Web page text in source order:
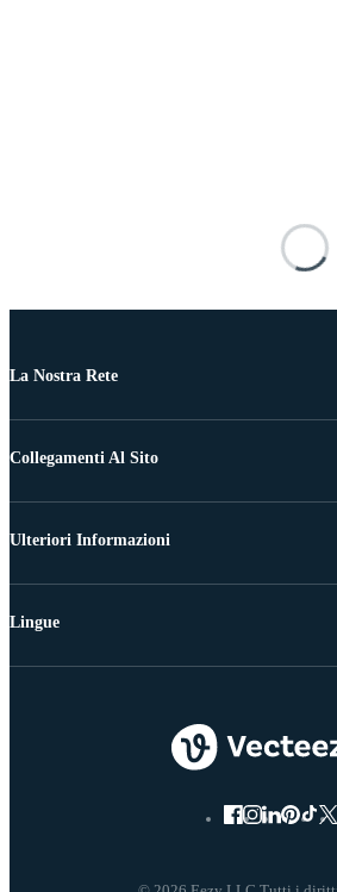
La Nostra Rete
Collegamenti Al Sito
Ulteriori Informazioni
Lingue